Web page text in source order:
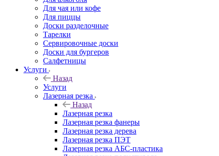
Для чая или кофе
Для пиццы
Доски разделочные
Тарелки
Сервировочные доски
Доски для бургеров
Салфетницы
Услуги
Назад
Услуги
Лазерная резка
Назад
Лазерная резка
Лазерная резка фанеры
Лазерная резка дерева
Лазерная резка ПЭТ
Лазерная резка АБС-пластика